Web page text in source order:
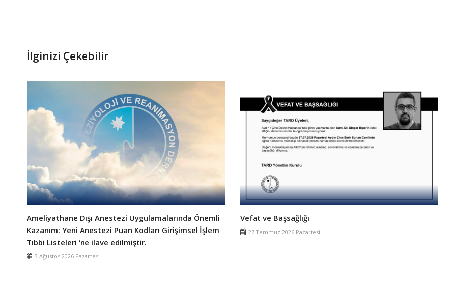
İlginizi Çekebilir
Vefat ve Başsağlığı
27 Temmuz 2026 Pazartesi
15 Temmuz
15 Temmuz 2026 Çarşamba